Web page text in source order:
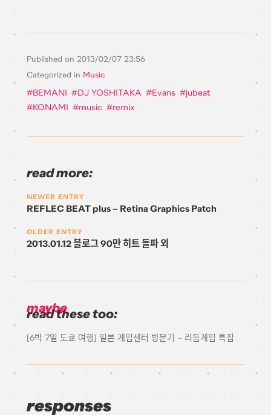
Published on 2013/02/07 23:56
Categorized in Music
BEMANI DJ YOSHITAKA Evans
jubeat
KONAMI
music remix
read more:
OLDER ENTRY
2013.01.12 블로그 90만 히트 돌파 외
NEWER ENTRY
REFLEC BEAT plus – Retina Graphics Patch
maybe
read these too:
[6박 7일 도쿄 여행] 일본 게임센터 방문기 – 리듬게임 특집
responses